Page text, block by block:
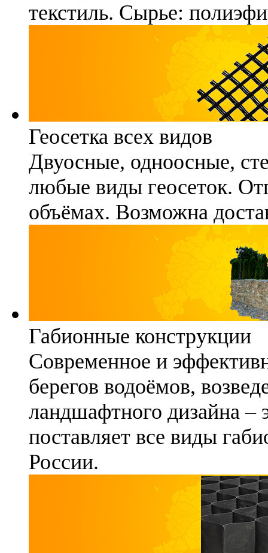
текстиль. Сырье:
Геосетка всех видов
Двуосные, одноосные,
любые виды геосеток.
объёмах. Возможна
Габионные конструкции
Современное и
берегов водоёмов,
ландшафтного дизайна
поставляет все виды
России.